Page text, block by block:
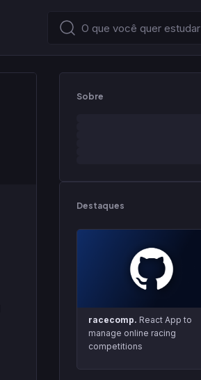
Sobre
Destaques
racecomp. React App to
manage online racing
competitions